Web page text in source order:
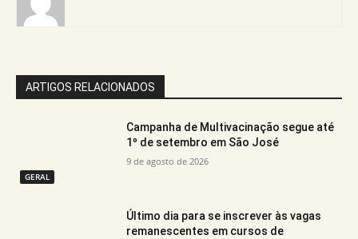
ARTIGOS RELACIONADOS
GERAL
Campanha de Multivacinação segue até
1º de setembro em São José
9 de agosto de 2026
Último dia para se inscrever às vagas
remanescentes em cursos de